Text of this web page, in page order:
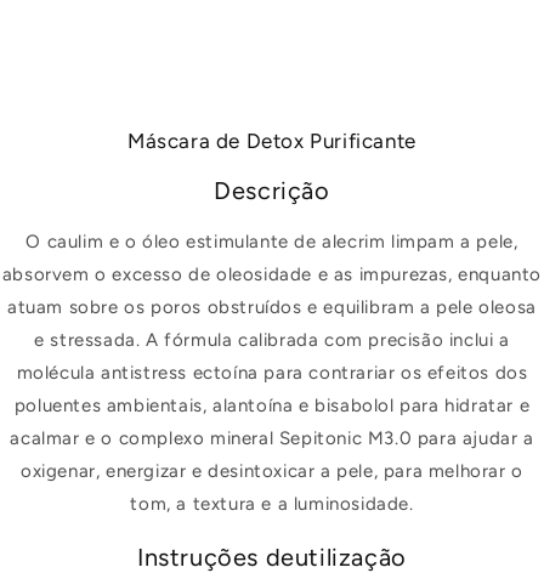
Máscara de Detox Purificante
Descrição
O caulim e o óleo estimulante de alecrim limpam a pele,
absorvem o excesso de oleosidade e as impurezas, enquanto
atuam sobre os poros obstruídos e equilibram a pele oleosa
e stressada. A fórmula calibrada com precisão inclui a
molécula antistress ectoína para contrariar os efeitos dos
poluentes ambientais, alantoína e bisabolol para hidratar e
acalmar e o complexo mineral Sepitonic M3.0 para ajudar a
oxigenar, energizar e desintoxicar a pele, para melhorar o
tom, a textura e a luminosidade.
Instruções deutilização